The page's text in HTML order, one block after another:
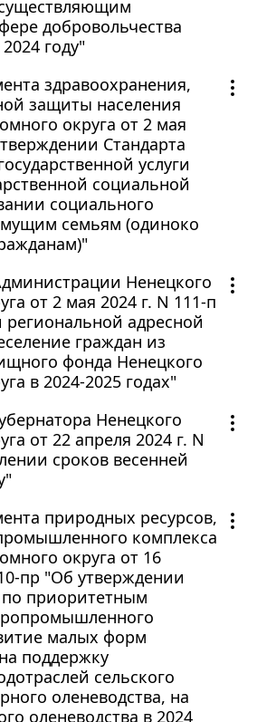
добровольчества
году"
здравоохранения,
защиты населения
округа от 2 мая
Стандарта
услуги
социальной
социального
семьям (одиноко
Ненецкого
от 2 мая 2024 г. N 111-п
адресной
граждан из
фонда Ненецкого
в 2024-2025 годах"
Ненецкого
от 22 апреля 2024 г. N
сроков весенней
природных ресурсов,
комплекса
округа от 16
пр "Об утверждении
по приоритетным
малых форм
поддержку
сельского
оленеводства, на
оленеводства в 2024